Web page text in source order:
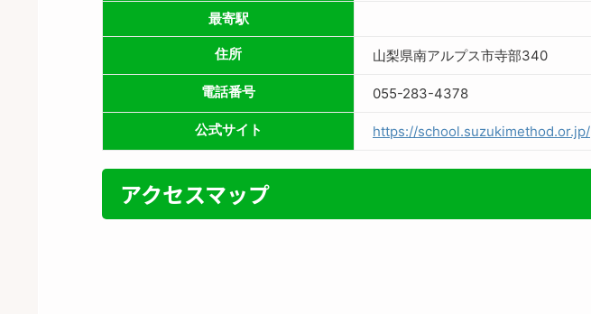
最寄駅
住所 山梨県南アルプス市寺部340
電話番号 055-283-4378
公式サイト https://school.suzukimethod.or.jp/
アクセスマップ